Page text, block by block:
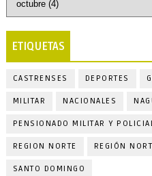
ETIQUETAS
CASTRENSES DEPORTES
MILITAR NACIONALES
PENSIONADO MILITAR Y
REGION NORTE REGIÓN
SANTO DOMINGO